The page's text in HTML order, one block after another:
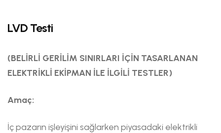
LVD Testi
(BELİRLİ GERİLİM SINIRLARI İÇİN TASARLANAN
ELEKTRİKLİ EKİPMAN İLE İLGİLİ TESTLER)
Amaç:
İç pazarın işleyişini sağlarken piyasadaki elektrikli